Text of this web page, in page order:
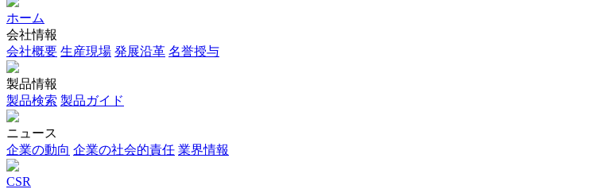
ホーム
会社情報
会社概要 生産現場 発展沿革 名誉授与
製品情報
製品検索 製品ガイド
ニュース
企業の動向 企業の社会的責任 業界情報
CSR